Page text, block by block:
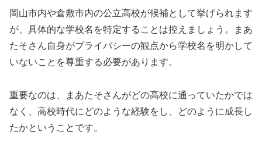
岡山市内や倉敷市内の公立高校が候補として挙げられます
が、具体的な学校名を特定することは控えましょう。まあ
たそさん自身がプライバシーの観点から学校名を明かして
いないことを尊重する必要があります。
重要なのは、まあたそさんがどの高校に通っていたかでは
なく、高校時代にどのような経験をし、どのように成長し
たかということです。